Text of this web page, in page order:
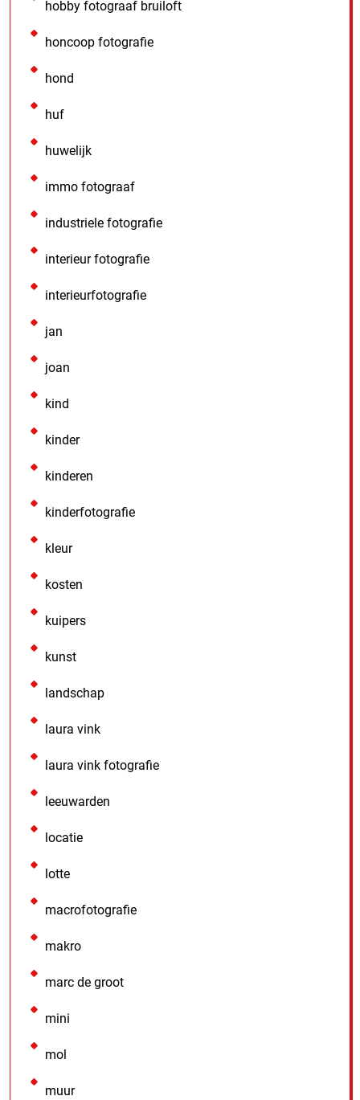
hobby fotograaf bruiloft
honcoop fotografie
hond
huf
huwelijk
immo fotograaf
industriele fotografie
interieur fotografie
interieurfotografie
jan
joan
kind
kinder
kinderen
kinderfotografie
kleur
kosten
kuipers
kunst
landschap
laura vink
laura vink fotografie
leeuwarden
locatie
lotte
macrofotografie
makro
marc de groot
mini
mol
muur